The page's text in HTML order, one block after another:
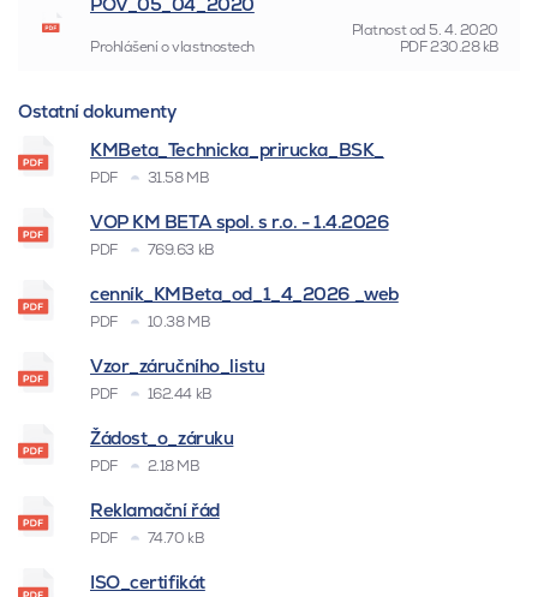
Platnost od 5. 4. 2020
Prohlášení o vlastnostech
PDF230.28 kB
Ostatní dokumenty
KMBeta_Technicka_prirucka_BSK_
PDF 31.58 MB
VOP KM BETA spol. s r.o. - 1.4.2026
PDF 769.63 kB
cenník_KMBeta_od_1_4_2026 _web
PDF 10.38 MB
Vzor_záručního_listu
PDF 162.44 kB
Žádost_o_záruku
PDF 2.18 MB
Reklamační řád
PDF 74.70 kB
ISO_certifikát